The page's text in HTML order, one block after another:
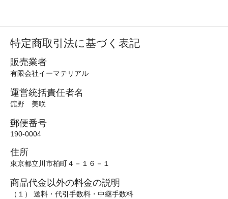
特定商取引法に基づく表記
販売業者
有限会社イーマテリアル
運営統括責任者名
舘野 美咲
郵便番号
190-0004
住所
東京都立川市柏町４－１６－１
商品代金以外の料金の説明
（１） 送料・代引手数料・中継手数料